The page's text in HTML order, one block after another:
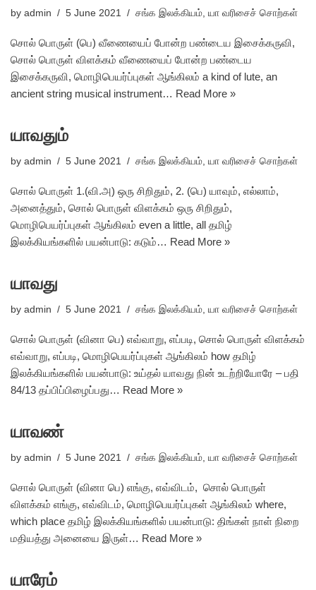
by admin 5 June 2021 சங்க இலக்கியம் யா வரிசைச் சொற்கள்
சொல் பொருள் (பெ) வீணையைப் போன்ற பண்டைய இசைக்கருவி,
சொல் பொருள் விளக்கம் வீணையைப் போன்ற பண்டைய
இசைக்கருவி, மொழிபெயர்ப்புகள் ஆங்கிலம் a kind of lute, an
ancient string musical instrument… Read More »
யாவதும்
by admin 5 June 2021 சங்க இலக்கியம் யா வரிசைச் சொற்கள்
சொல் பொருள் 1.(வி.அ) ஒரு சிறிதும், 2. (பெ) யாவும், எல்லாம்,
அனைத்தும், சொல் பொருள் விளக்கம் ஒரு சிறிதும்,
மொழிபெயர்ப்புகள் ஆங்கிலம் even a little, all தமிழ்
இலக்கியங்களில் பயன்பாடு: கடும்… Read More »
யாவது
by admin 5 June 2021 சங்க இலக்கியம் யா வரிசைச் சொற்கள்
சொல் பொருள் (வினா பெ) எவ்வாறு, எப்படி, சொல் பொருள் விளக்கம்
எவ்வாறு, எப்படி, மொழிபெயர்ப்புகள் ஆங்கிலம் how தமிழ்
இலக்கியங்களில் பயன்பாடு: உய்தல் யாவது நின் உடற்றியோரே – பதி
84/13 தப்பிப்பிழைப்பது… Read More »
யாவண்
by admin 5 June 2021 சங்க இலக்கியம் யா வரிசைச் சொற்கள்
சொல் பொருள் (வினா பெ) எங்கு, எவ்விடம், சொல் பொருள்
விளக்கம் எங்கு, எவ்விடம், மொழிபெயர்ப்புகள் ஆங்கிலம் where,
which place தமிழ் இலக்கியங்களில் பயன்பாடு: திங்கள் நாள் நிறை
மதியத்து அனையை இருள்… Read More »
யாரேம்